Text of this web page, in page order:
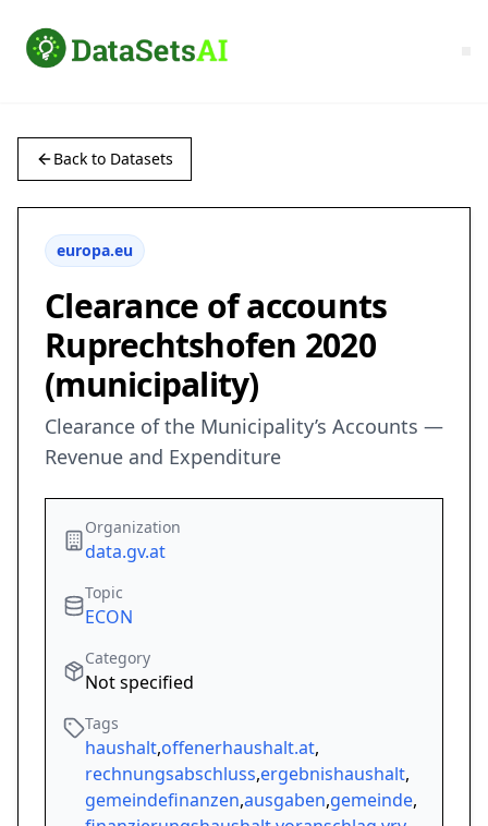
Back to Datasets
europa.eu
Clearance of accounts
Ruprechtshofen 2020
(municipality)
Clearance of the Municipality’s Accounts —
Revenue and Expenditure
Organization
data.gv.at
Topic
ECON
Category
Not specified
Tags
haushalt,offenerhaushalt.at,
rechnungsabschluss,ergebnishaushalt,
gemeindefinanzen,ausgaben,gemeinde,